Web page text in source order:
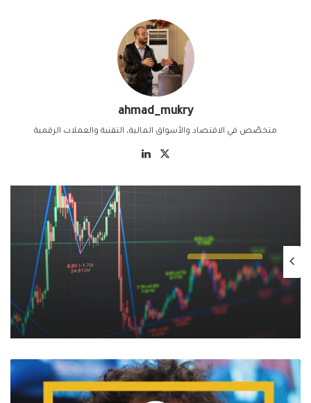
ahmad_mukry
متخصّص في الاقتصاد والأسواق المالية، التقنية والعملات الرقمية
‫X
العملات الرقمية
يناير 7, 2025
البيتكوين والتضخم: هل لا يزال البيتكوين
ملاذًا آمنًا في ظل الظروف الاقتصادية الحالية؟
اشترى
Sam
Bankman-